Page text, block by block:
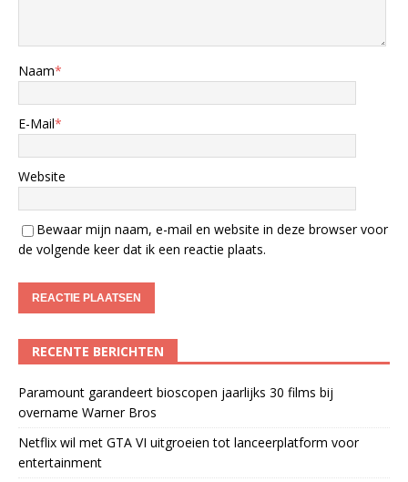
Naam*
E-Mail*
Website
Bewaar mijn naam, e-mail en website in deze browser voor
de volgende keer dat ik een reactie plaats.
RECENTE BERICHTEN
Paramount garandeert bioscopen jaarlijks 30 films bij
overname Warner Bros
Netflix wil met GTA VI uitgroeien tot lanceerplatform voor
entertainment